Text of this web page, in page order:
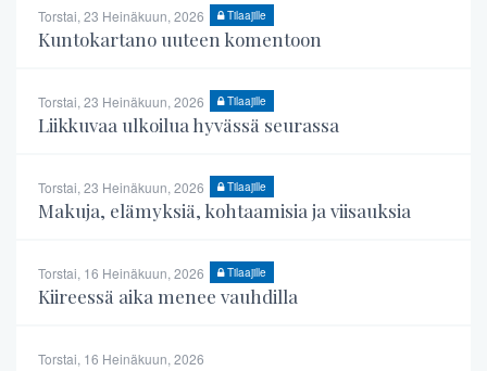
Torstai, 23 Heinäkuun, 2026 Tilaajille
Kuntokartano uuteen komentoon
Torstai, 23 Heinäkuun, 2026 Tilaajille
Liikkuvaa ulkoilua hyvässä seurassa
Torstai, 23 Heinäkuun, 2026 Tilaajille
Makuja, elämyksiä, kohtaamisia ja viisauksia
Torstai, 16 Heinäkuun, 2026 Tilaajille
Kiireessä aika menee vauhdilla
Torstai, 16 Heinäkuun, 2026